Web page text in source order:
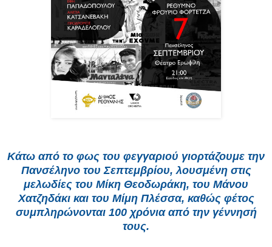
Κάτω από το φως του φεγγαριού γιορτάζουμε την
Πανσέληνο του Σεπτεμβρίου, λουσμένη στις
μελωδίες του Μίκη Θεοδωράκη, του Μάνου
Χατζηδάκι και του Μίμη Πλέσσα, καθώς φέτος
συμπληρώνονται 100 χρόνια από την γέννησή
τους.